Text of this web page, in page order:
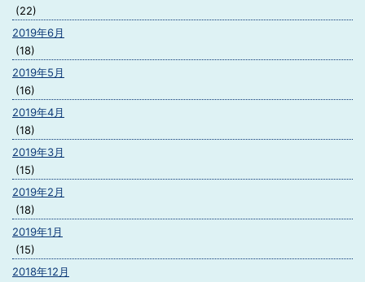
(22)
2019年6月
(18)
2019年5月
(16)
2019年4月
(18)
2019年3月
(15)
2019年2月
(18)
2019年1月
(15)
2018年12月